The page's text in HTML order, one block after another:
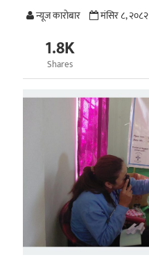
न्यूज काराेबार मंसिर ८, २०८२
1.8K
Shares